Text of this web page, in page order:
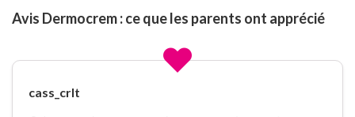
Avis Dermocrem : ce que les parents ont apprécié
cass_crlt